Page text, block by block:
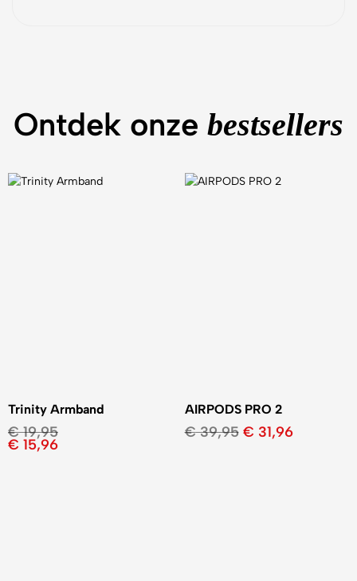
Ontdek onze bestsellers
Trinity Armband
€19,95
€ 15,96
AIRPODS PRO 2
€39,95 € 31,96